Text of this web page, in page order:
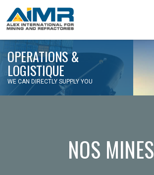
OPERATIONS &
LOGISTIQUE
WE CAN DIRECTLY SUPPLY YOU
NOS MINES